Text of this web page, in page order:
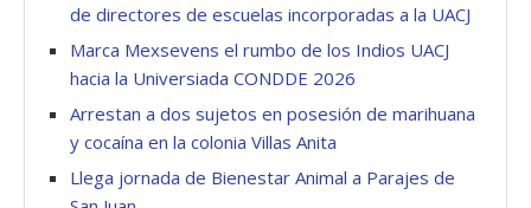
de directores de escuelas incorporadas a la UACJ
Marca Mexsevens el rumbo de los Indios UACJ
hacia la Universiada CONDDE 2026
Arrestan a dos sujetos en posesión de marihuana
y cocaína en la colonia Villas Anita
Llega jornada de Bienestar Animal a Parajes de